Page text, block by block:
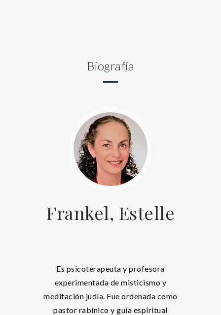
Biografía
Frankel, Estelle
Es psicoterapeuta y profesora
experimentada de misticismo y
meditación judía. Fue ordenada como
pastor rabínico y guía espiritual